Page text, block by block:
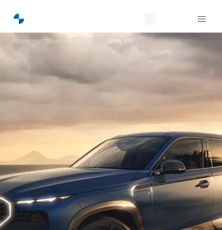
Home Modellen M BMW XM